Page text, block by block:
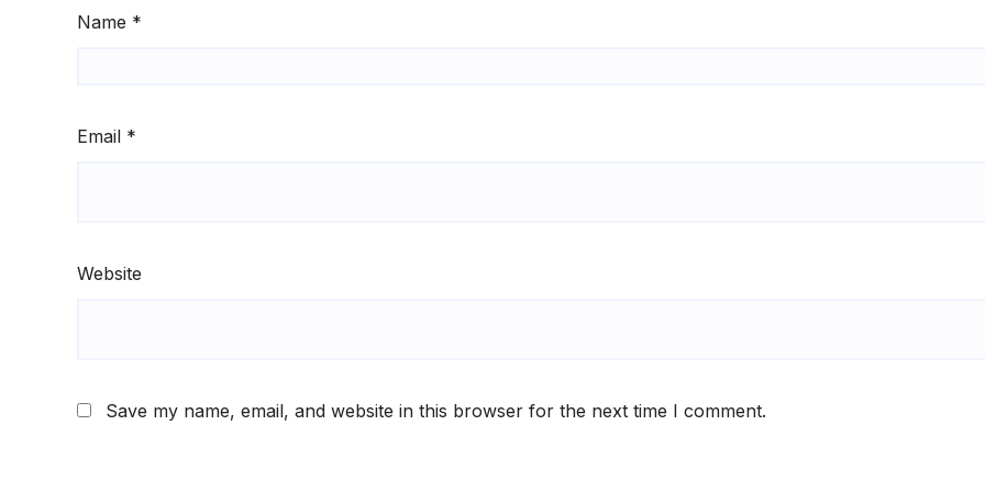
Name *
Email *
Website
Save my name, email, and website in this browser for the next time I comment.